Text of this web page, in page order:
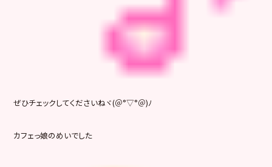
ぜひチェックしてくださいねヾ(＠°▽°＠)ﾉ
カフェっ娘のめいでした